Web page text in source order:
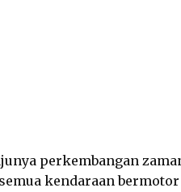
perkembangan
emua kendaraan